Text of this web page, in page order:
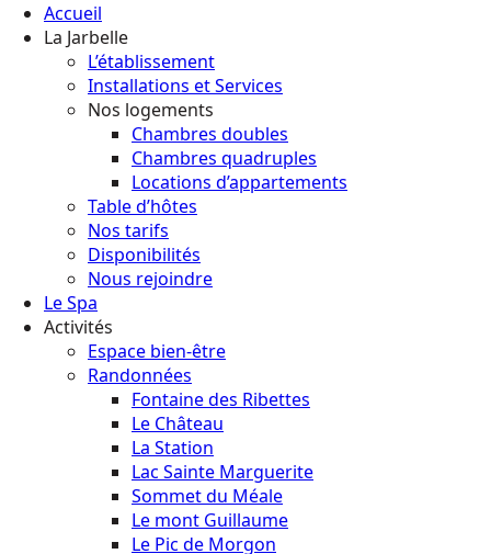
Accueil
La Jarbelle
L’établissement
Installations et Services
Nos logements
Chambres doubles
Chambres quadruples
Locations d’appartements
Table d’hôtes
Nos tarifs
Disponibilités
Nous rejoindre
Le Spa
Activités
Espace bien-être
Randonnées
Fontaine des Ribettes
Le Château
La Station
Lac Sainte Marguerite
Sommet du Méale
Le mont Guillaume
Le Pic de Morgon